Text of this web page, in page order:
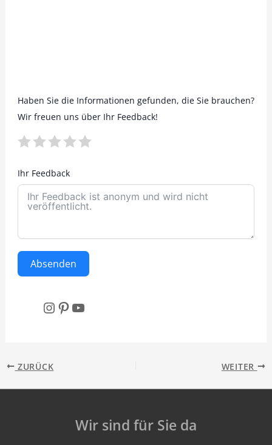
Haben Sie die Informationen gefunden, die Sie brauchen?
Wir freuen uns über Ihr Feedback!
Ihr Feedback
Absenden
Instagram
Pinterest
YouTube
ZURÜCK WEITER
Wir sind für Sie da